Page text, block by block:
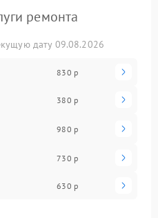
ремонта
дату 09.08.2026
830 р
380 р
980 р
730 р
630 р